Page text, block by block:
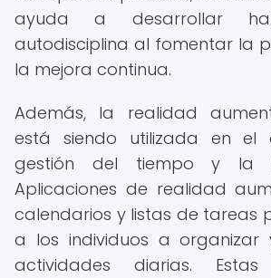
ayuda a desarrollar
autodisciplina al fomentar la
la mejora continua.
Además, la realidad
está siendo utilizada en
gestión del tiempo y la
Aplicaciones de realidad
calendarios y listas de tareas
a los individuos a organizar
actividades diarias. Estas